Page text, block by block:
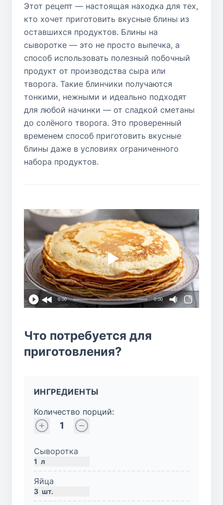
Этот рецепт — настоящая находка для тех,
кто хочет приготовить вкусные блины из
оставшихся продуктов. Блины на
сыворотке — это не просто выпечка, а
способ использовать полезный побочный
продукт от производства сыра или
творога. Такие блинчики получаются
тонкими, нежными и идеально подходят
для любой начинки — от сладкой сметаны
до солёного творога. Это проверенный
временем способ приготовить вкусные
блины даже в условиях ограниченного
набора продуктов.
0:00 0:00
Что потребуется для
приготовления?
ИНГРЕДИЕНТЫ
Количество порций:
1
Сыворотка
1 л
Яйца
3 шт.